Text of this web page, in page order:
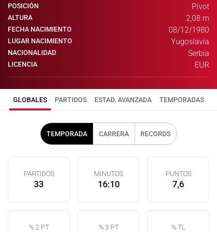
POSICIÓN Pívot
ALTURA 2,08 m
FECHA NACIMIENTO 08/12/1980
LUGAR NACIMIENTO Yugoslavia
NACIONALIDAD Serbia
LICENCIA EUR
GLOBALES PARTIDOS ESTAD. AVANZADA TEMPORADAS
TEMPORADA CARRERA RECORDS
PARTIDOS
33
MINUTOS
16:10
PUNTOS
7,6
% 2 PT % 3 PT % TL